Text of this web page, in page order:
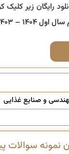
رایگان زیر کلیک
اول ۱۴۰۴ – ۱۴۰۳
و صنایع غذایی
نمونه سوالات